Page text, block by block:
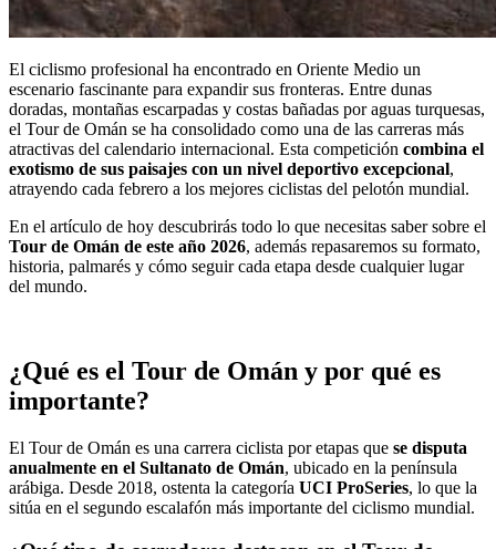
El ciclismo profesional ha encontrado en Oriente Medio un
escenario fascinante para expandir sus fronteras. Entre dunas
doradas, montañas escarpadas y costas bañadas por aguas turquesas,
el Tour de Omán se ha consolidado como una de las carreras más
atractivas del calendario internacional. Esta competición combina el
exotismo de sus paisajes con un nivel deportivo excepcional,
atrayendo cada febrero a los mejores ciclistas del pelotón mundial.
En el artículo de hoy descubrirás todo lo que necesitas saber sobre el
Tour de Omán de este año 2026, además repasaremos su formato,
historia, palmarés y cómo seguir cada etapa desde cualquier lugar
del mundo.
¿Qué es el Tour de Omán y por qué es
importante?
El Tour de Omán es una carrera ciclista por etapas que se disputa
anualmente en el Sultanato de Omán, ubicado en la península
arábiga. Desde 2018, ostenta la categoría UCI ProSeries, lo que la
sitúa en el segundo escalafón más importante del ciclismo mundial.